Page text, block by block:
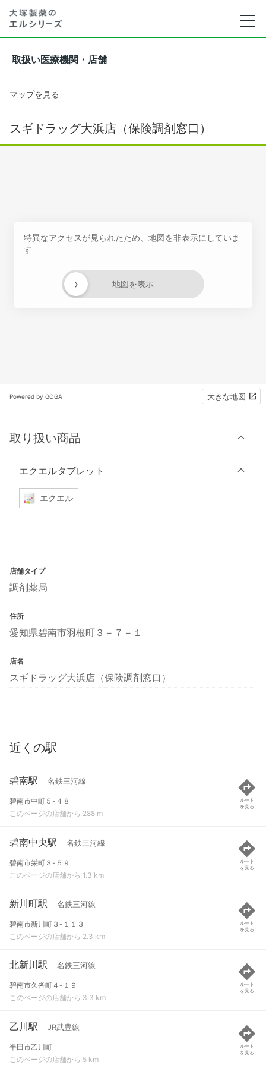
取扱い医療機関・店舗
マップを見る
スギドラッグ大浜店（保険調剤窓口）
特異なアクセスが見られたため、地図を非表示にしていま
す
地図を表示
›
Powered by GOGA 大きな地図
取り扱い商品
エクエルタブレット
エクエル
店舗タイプ
調剤薬局
住所
愛知県碧南市羽根町３－７－１
店名
スギドラッグ大浜店（保険調剤窓口）
近くの駅
碧南駅 名鉄三河線
碧南市中町５-４８
このページの店舗から 288 m
ルート
を見る
碧南中央駅 名鉄三河線
碧南市栄町３-５９
このページの店舗から 1.3 km
ルート
を見る
新川町駅 名鉄三河線
碧南市新川町３-１１３
このページの店舗から 2.3 km
ルート
を見る
北新川駅 名鉄三河線
碧南市久沓町４-１９
このページの店舗から 3.3 km
ルート
を見る
乙川駅 JR武豊線
半田市乙川町
このページの店舗から 5 km
ルート
を見る